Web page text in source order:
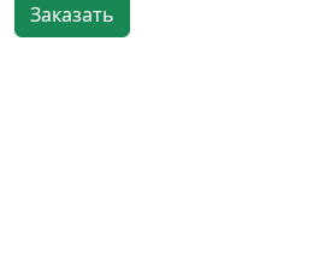
Заказать